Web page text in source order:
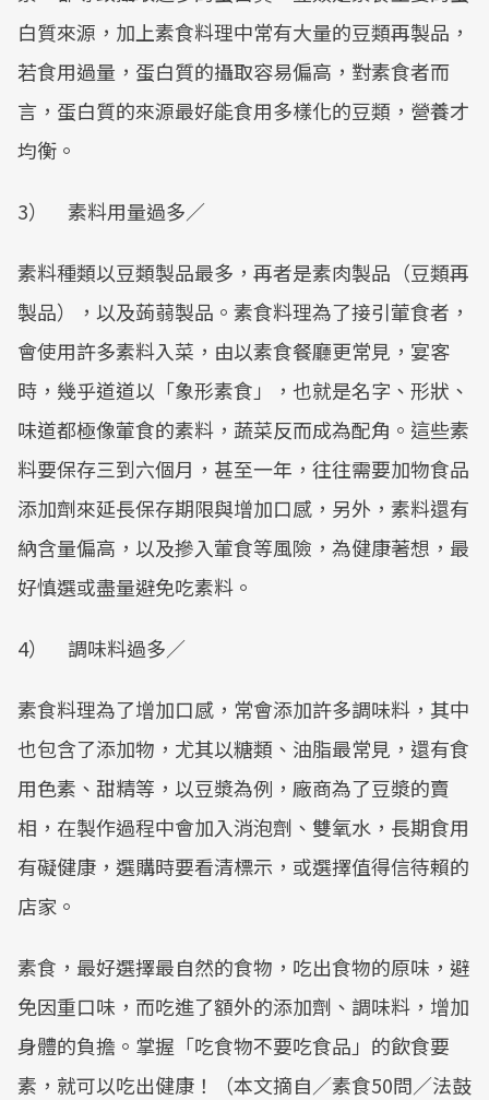
白質來源，加上素食料理中常有大量的豆類再製品，
若食用過量，蛋白質的攝取容易偏高，對素食者而
言，蛋白質的來源最好能食用多樣化的豆類，營養才
均衡。
3） 素料用量過多／
素料種類以豆類製品最多，再者是素肉製品（豆類再
製品），以及蒟蒻製品。素食料理為了接引葷食者，
會使用許多素料入菜，由以素食餐廳更常見，宴客
時，幾乎道道以「象形素食」，也就是名字、形狀、
味道都極像葷食的素料，蔬菜反而成為配角。這些素
料要保存三到六個月，甚至一年，往往需要加物食品
添加劑來延長保存期限與增加口感，另外，素料還有
納含量偏高，以及摻入葷食等風險，為健康著想，最
好慎選或盡量避免吃素料。
4） 調味料過多／
素食料理為了增加口感，常會添加許多調味料，其中
也包含了添加物，尤其以糖類、油脂最常見，還有食
用色素、甜精等，以豆漿為例，廠商為了豆漿的賣
相，在製作過程中會加入消泡劑、雙氧水，長期食用
有礙健康，選購時要看清標示，或選擇值得信待賴的
店家。
素食，最好選擇最自然的食物，吃出食物的原味，避
免因重口味，而吃進了額外的添加劑、調味料，增加
身體的負擔。掌握「吃食物不要吃食品」的飲食要
素，就可以吃出健康！（本文摘自／素食50問／法鼓